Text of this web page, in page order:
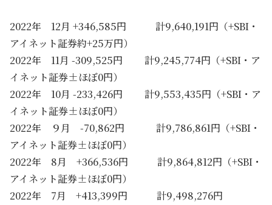
2022年 12月 +346,585円 計9,640,191円（+SBI・
アイネット証券約+25万円）
2022年 11月 -309,525円 計9,245,774円（+SBI・ア
イネット証券±ほぼ0円）
2022年 10月 -233,426円 計9,553,435円（+SBI・ア
イネット証券±ほぼ0円）
2022年 ９月 -70,862円 計9,786,861円（+SBI・
アイネット証券±ほぼ0円）
2022年 8月 +366,536円 計9,864,812円（+SBI・
アイネット証券±ほぼ0円）
2022年 7月 +413,399円 計9,498,276円